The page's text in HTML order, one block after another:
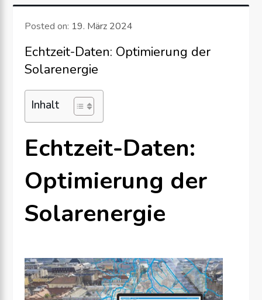
Posted on: 19. März 2024
Echtzeit-Daten: Optimierung der
Solarenergie
Inhalt
Echtzeit-Daten:
Optimierung der
Solarenergie